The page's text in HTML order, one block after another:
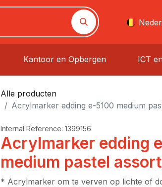
Kantoor en Opbergen ICT
Alle producten
Acrylmarker edding e-5100 medium
Internal Reference: 1399156
Acrylmarker edding
medium pastel
* Acrylmarker om te verven op lichte of